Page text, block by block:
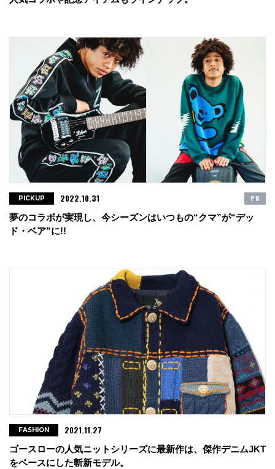
夢のコラボが実現し、今シーズンはいつもの“クマ”が“デッ
ド・ベア”に!!
PICKUP 2022.10.31 PR
ゴースローの人気ニットシリーズに最新作は、傑作デニムJKT
をベースにした斬新モデル。
FASHION 2021.11.27